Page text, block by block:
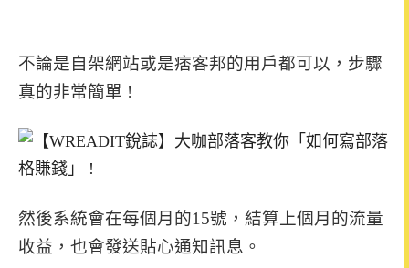
不論是自架網站或是痞客邦的用戶都可以，步驟
真的非常簡單 !
然後系統會在每個月的15號，結算上個月的流量
收益，也會發送貼心通知訊息。